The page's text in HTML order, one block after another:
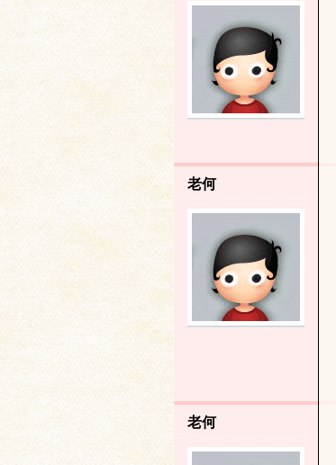
与
老何
老何